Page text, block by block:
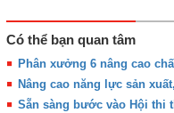
Có thể bạn quan tâm
Phân xưởng 6 nâng cao
Nâng cao năng lực sản
Sẵn sàng bước vào Hội thi